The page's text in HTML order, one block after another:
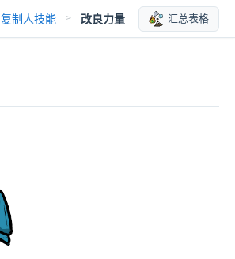
复制人技能 > 改良力量 汇总表格